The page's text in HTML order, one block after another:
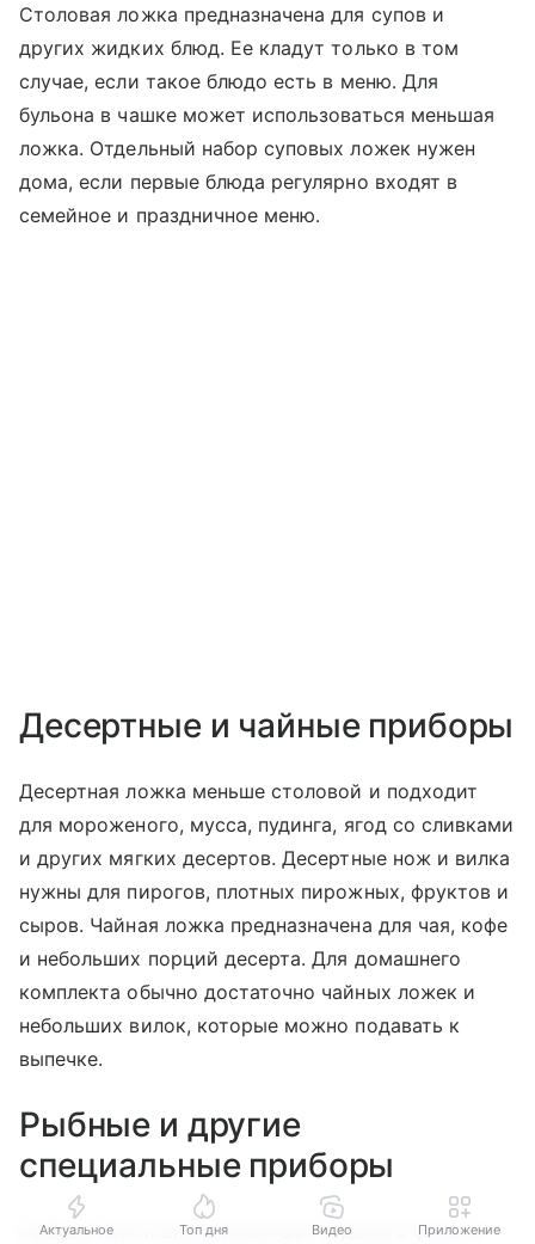
Столовая ложка предназначена для супов и
других жидких блюд. Ее кладут только в том
случае, если такое блюдо есть в меню. Для
бульона в чашке может использоваться меньшая
ложка. Отдельный набор суповых ложек нужен
дома, если первые блюда регулярно входят в
семейное и праздничное меню.
Десертные и чайные приборы
Десертная ложка меньше столовой и подходит
для мороженого, мусса, пудинга, ягод со сливками
и других мягких десертов. Десертные нож и вилка
нужны для пирогов, плотных пирожных, фруктов и
сыров. Чайная ложка предназначена для чая, кофе
и небольших порций десерта. Для домашнего
комплекта обычно достаточно чайных ложек и
небольших вилок, которые можно подавать к
выпечке.
Рыбные и другие
специальные приборы
Рыбные нож и вилка помогают отделять филе от
Актуальное Топ дня Видео Приложение